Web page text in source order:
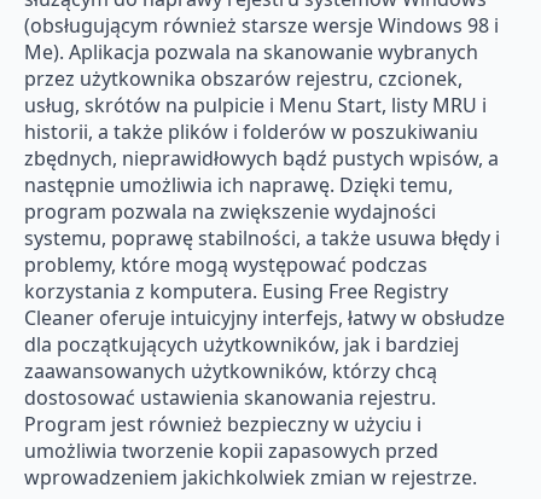
(obsługującym również starsze wersje Windows 98 i
Me). Aplikacja pozwala na skanowanie wybranych
przez użytkownika obszarów rejestru, czcionek,
usług, skrótów na pulpicie i Menu Start, listy MRU i
historii, a także plików i folderów w poszukiwaniu
zbędnych, nieprawidłowych bądź pustych wpisów, a
następnie umożliwia ich naprawę. Dzięki temu,
program pozwala na zwiększenie wydajności
systemu, poprawę stabilności, a także usuwa błędy i
problemy, które mogą występować podczas
korzystania z komputera. Eusing Free Registry
Cleaner oferuje intuicyjny interfejs, łatwy w obsłudze
dla początkujących użytkowników, jak i bardziej
zaawansowanych użytkowników, którzy chcą
dostosować ustawienia skanowania rejestru.
Program jest również bezpieczny w użyciu i
umożliwia tworzenie kopii zapasowych przed
wprowadzeniem jakichkolwiek zmian w rejestrze.